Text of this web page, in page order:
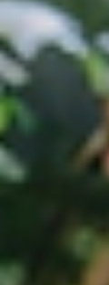
klíčová při
přípravy
těchto
na kvalitu
profese a
prostředím